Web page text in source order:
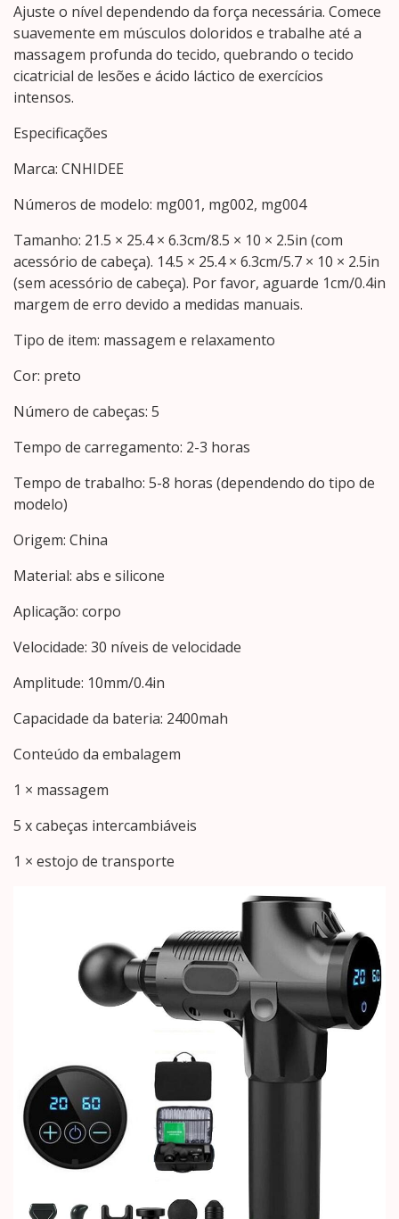
Ajuste o nível dependendo da força necessária. Comece
suavemente em músculos doloridos e trabalhe até a
massagem profunda do tecido, quebrando o tecido
cicatricial de lesões e ácido láctico de exercícios
intensos.
Especificações
Marca: CNHIDEE
Números de modelo: mg001, mg002, mg004
Tamanho: 21.5 × 25.4 × 6.3cm/8.5 × 10 × 2.5in (com
acessório de cabeça). 14.5 × 25.4 × 6.3cm/5.7 × 10 × 2.5in
(sem acessório de cabeça). Por favor, aguarde 1cm/0.4in
margem de erro devido a medidas manuais.
Tipo de item: massagem e relaxamento
Cor: preto
Número de cabeças: 5
Tempo de carregamento: 2-3 horas
Tempo de trabalho: 5-8 horas (dependendo do tipo de
modelo)
Origem: China
Material: abs e silicone
Aplicação: corpo
Velocidade: 30 níveis de velocidade
Amplitude: 10mm/0.4in
Capacidade da bateria: 2400mah
Conteúdo da embalagem
1 × massagem
5 x cabeças intercambiáveis
1 × estojo de transporte